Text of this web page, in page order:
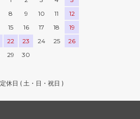
8 9 10 11
12
15 16 17 18
19
22 23 24 25
26
29 30
定休日 ( 土・日・祝日 )